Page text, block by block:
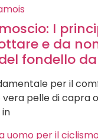
I
e da
fondello
per il
pelle di capra